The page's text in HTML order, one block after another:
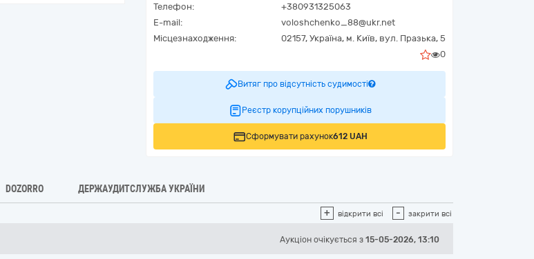
Телефон:
+380931325063
E-mail:
voloshchenko_88@ukr.net
Місцезнаходження:
02157, Україна, м. Київ, вул. Празька, 5
0
Витяг про відсутність судимості
Реєстр корупційних порушників
Сформувати рахунок612 UAH
DOZORRO ДЕРЖАУДИТСЛУЖБА УКРАЇНИ
+ відкрити всі - закрити всі
Аукціон очікується з 15-05-2026, 13:10